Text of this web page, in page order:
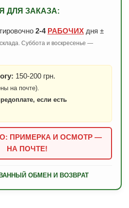
ДЛЯ ЗАКАЗА:
2-4 РАБОЧИХдня ±
Суббота и воскресенье —
150-200 грн.
на почте).
если есть
ПРИМЕРКА И ОСМОТР —
НА ПОЧТЕ!
ОБМЕН И ВОЗВРАТ